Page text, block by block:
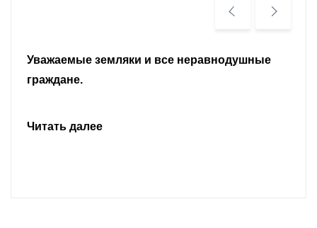
Уважаемые земляки и все неравнодушные
граждане.
Читать далее